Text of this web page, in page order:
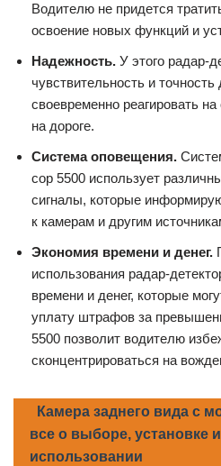
Водителю не придется
освоение новых функций и
Надежность. У этого радар-
чувствительность и точность
своевременно реагировать
на дороге.
Система оповещения.
cop 5500 использует
сигналы, которые
к камерам и другим
Экономия времени и денег.
использования радар-
времени и денег, которые
уплату штрафов за
5500 позволит водителю
сконцентрироваться на
Камера заднего вида с
все о выборе, установке и
использовании